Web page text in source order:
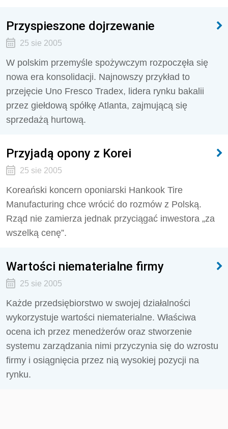
Przyspieszone dojrzewanie
25 sie 2005
W polskim przemyśle spożywczym rozpoczęła się
nowa era konsolidacji. Najnowszy przykład to
przejęcie Uno Fresco Tradex, lidera rynku bakalii
przez giełdową spółkę Atlanta, zajmującą się
sprzedażą hurtową.
Przyjadą opony z Korei
25 sie 2005
Koreański koncern oponiarski Hankook Tire
Manufacturing chce wrócić do rozmów z Polską.
Rząd nie zamierza jednak przyciągać inwestora „za
wszelką cenę”.
Wartości niematerialne firmy
25 sie 2005
Każde przedsiębiorstwo w swojej działalności
wykorzystuje wartości niematerialne. Właściwa
ocena ich przez menedżerów oraz stworzenie
systemu zarządzania nimi przyczynia się do wzrostu
firmy i osiągnięcia przez nią wysokiej pozycji na
rynku.